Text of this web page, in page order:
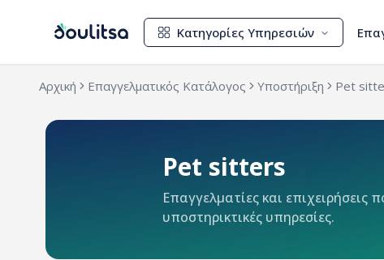
Κατηγορίες Υπηρεσιών
Αρχική Επαγγελματικός Κατάλογος Υποστήριξη Pet
Pet sitters
Επαγγελματίες και
υποστηρικτικές υπηρεσίες.